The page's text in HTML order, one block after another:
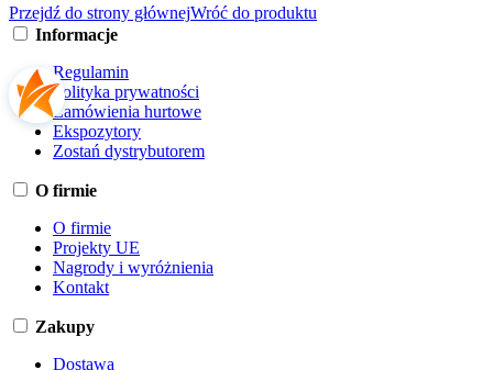
Przejdź do strony głównejWróć do produktu
Informacje
Regulamin
Polityka prywatności
Zamówienia hurtowe
Ekspozytory
Zostań dystrybutorem
O firmie
O firmie
Projekty UE
Nagrody i wyróżnienia
Kontakt
Zakupy
Dostawa